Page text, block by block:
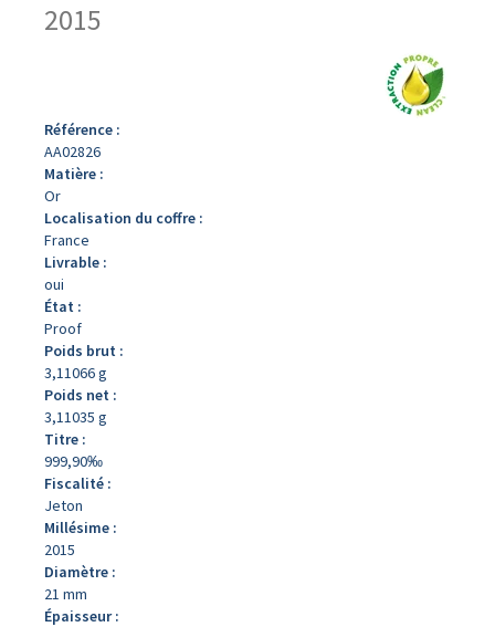
2015
Référence :
AA02826
Matière :
Or
Localisation du coffre :
France
Livrable :
oui
État :
Proof
Poids brut :
3,11066 g
Poids net :
3,11035 g
Titre :
999,90‰
Fiscalité :
Jeton
Millésime :
2015
Diamètre :
21 mm
Épaisseur :